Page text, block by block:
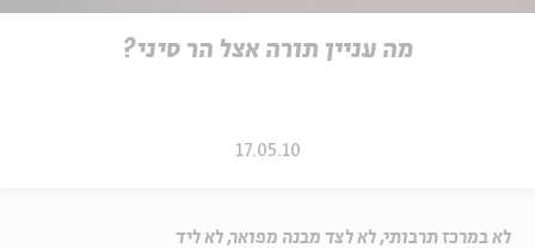
מה עניין תורה אצל הר סיני?
17.05.10
לא במרכז תרבותי, לא לצד מבנה מפואר, לא ליד